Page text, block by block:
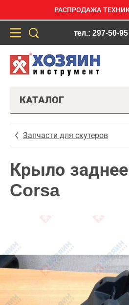
РАСПРОДАЖА
тел.: 297-50-95
КАТАЛОГ
Запчасти для скутеров
Крыло
Corsa